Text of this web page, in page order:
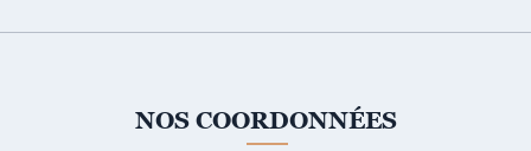
NOS COORDONNÉES